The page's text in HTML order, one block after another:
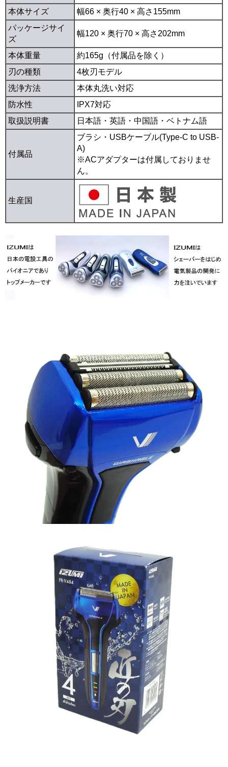
本体サイズ
幅66 × 奥行40 × 高さ155mm
パッケージサイ
ズ
幅120 × 奥行70 × 高さ202mm
本体重量
約165g（付属品を除く）
刃の種類
4枚刃モデル
洗浄方法
本体丸洗い対応
防水性
IPX7対応
取扱説明書
日本語・英語・中国語・ベトナム語
付属品
ブラシ・USBケーブル(Type-C to USB-
A)
※ACアダプターは付属しておりませ
ん。
生産国